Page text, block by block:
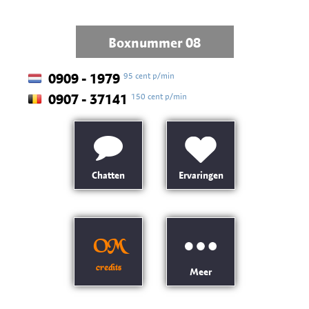
Boxnummer 08
0909 - 1979 95 cent p/min
0907 - 37141 150 cent p/min
Chatten Ervaringen
OM
credits Meer